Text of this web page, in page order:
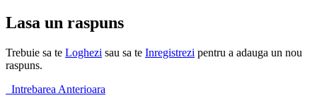
Lasa un raspuns
Trebuie sa te Loghezi sau sa te Inregistrezi pentru a adauga un nou
raspuns.
Intrebarea Anterioara